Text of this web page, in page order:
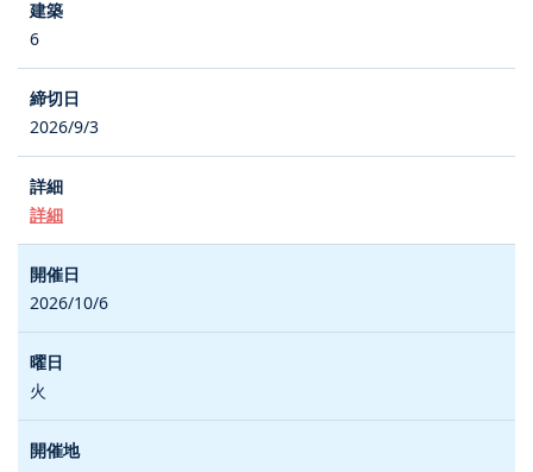
6
2026/9/3
詳細
2026/10/6
火